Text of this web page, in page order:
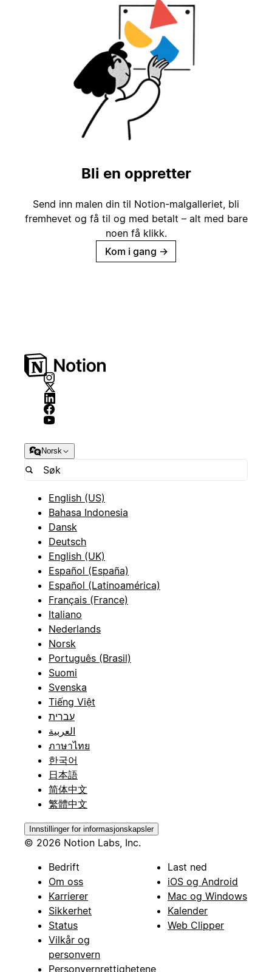
Bli en oppretter
Send inn malen din til Notion-malgalleriet, bli
fremhevet og få til og med betalt – alt med bare
noen få klikk.
Kom i gang →
Norsk
English (US)
Bahasa Indonesia
Dansk
Deutsch
English (UK)
Español (España)
Español (Latinoamérica)
Français (France)
Italiano
Nederlands
Norsk
Português (Brasil)
Suomi
Svenska
Tiếng Việt
עברית
العربية
ภาษาไทย
한국어
日本語
简体中文
繁體中文
Innstillinger for informasjonskapsler
© 2026 Notion Labs, Inc.
Bedrift
Om oss
Karrierer
Sikkerhet
Status
Vilkår og
personvern
Personvernrettighetene
Last ned
iOS og Android
Mac og Windows
Kalender
Web Clipper